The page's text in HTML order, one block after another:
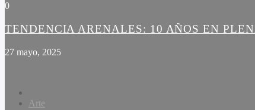
0
TENDENCIA ARENALES: 10 AÑOS EN
27 mayo, 2025
Arte